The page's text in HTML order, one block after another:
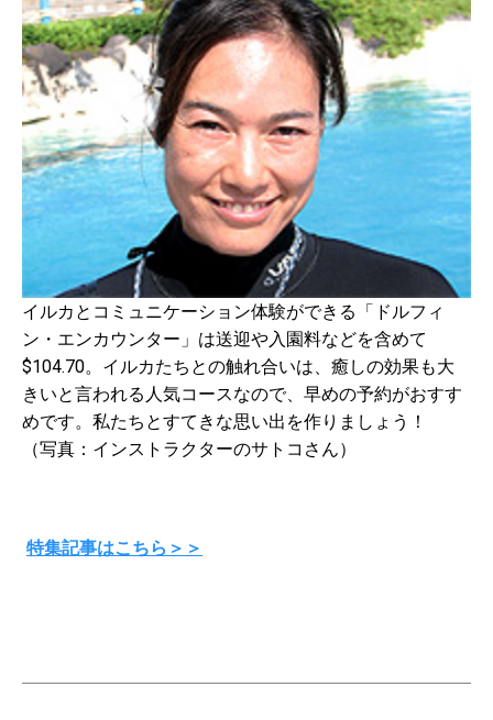
イルカとコミュニケーション体験ができる「ドルフィ
ン・エンカウンター」は送迎や入園料などを含めて
$104.70。イルカたちとの触れ合いは、癒しの効果も大
きいと言われる人気コースなので、早めの予約がおすす
めです。私たちとすてきな思い出を作りましょう！
（写真：インストラクターのサトコさん）
特集記事はこちら＞＞